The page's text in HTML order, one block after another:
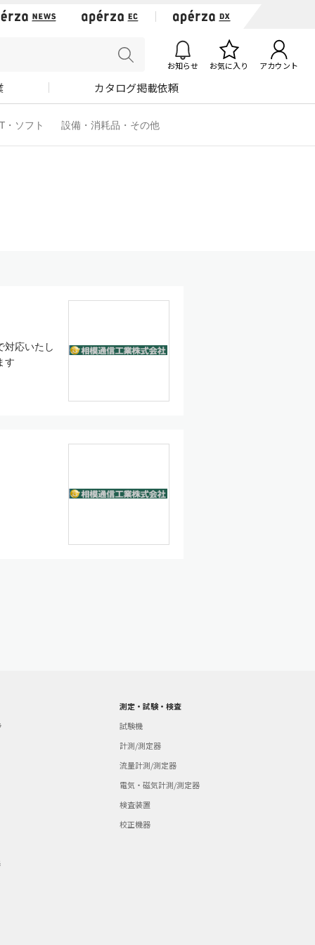
お知らせ お気に入り アカウント
カタログ掲載依頼
・ソフト 設備・消耗品・その他
対応いたし
す
測定・試験・検査
試験機
計測/測定器
流量計測/測定器
電気・磁気計測/測定器
検査装置
校正機器